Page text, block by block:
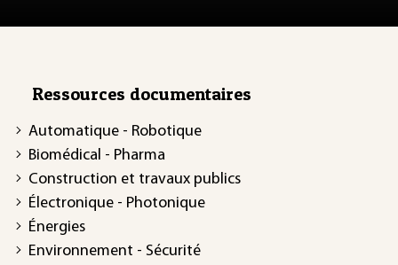
Ressources documentaires
Automatique - Robotique
Biomédical - Pharma
Construction et travaux publics
Électronique - Photonique
Énergies
Environnement - Sécurité